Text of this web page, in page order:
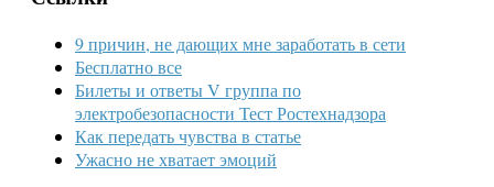
9 причин, не дающих мне заработать в сети
Бесплатно все
Билеты и ответы V группа по
электробезопасности Тест Ростехнадзора
Как передать чувства в статье
Ужасно не хватает эмоций